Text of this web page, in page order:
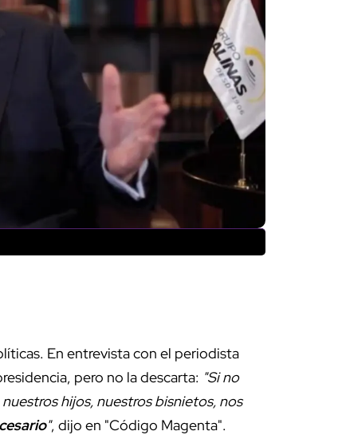
En entrevista con el periodista
pero no la descarta: "Si no
hijos, nuestros bisnietos, nos
", dijo en "Código Magenta".